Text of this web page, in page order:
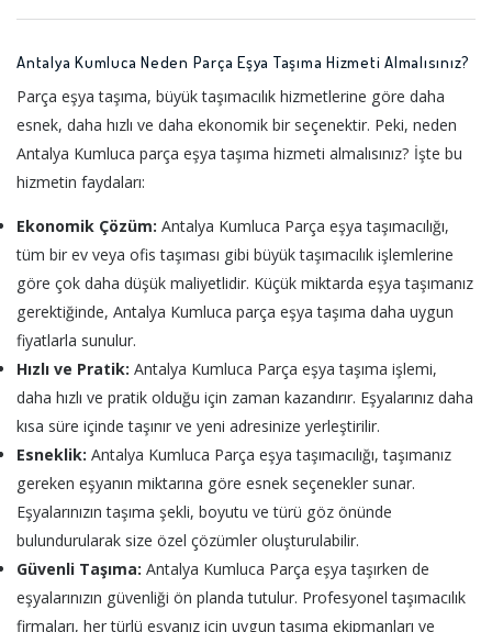
Antalya Kumluca Neden Parça Eşya Taşıma Hizmeti Almalısınız?
Parça eşya taşıma, büyük taşımacılık hizmetlerine göre daha
esnek, daha hızlı ve daha ekonomik bir seçenektir. Peki, neden
Antalya Kumluca parça eşya taşıma hizmeti almalısınız? İşte bu
hizmetin faydaları:
Ekonomik Çözüm: Antalya Kumluca Parça eşya taşımacılığı,
tüm bir ev veya ofis taşıması gibi büyük taşımacılık işlemlerine
göre çok daha düşük maliyetlidir. Küçük miktarda eşya taşımanız
gerektiğinde, Antalya Kumluca parça eşya taşıma daha uygun
fiyatlarla sunulur.
Hızlı ve Pratik: Antalya Kumluca Parça eşya taşıma işlemi,
daha hızlı ve pratik olduğu için zaman kazandırır. Eşyalarınız daha
kısa süre içinde taşınır ve yeni adresinize yerleştirilir.
Esneklik: Antalya Kumluca Parça eşya taşımacılığı, taşımanız
gereken eşyanın miktarına göre esnek seçenekler sunar.
Eşyalarınızın taşıma şekli, boyutu ve türü göz önünde
bulundurularak size özel çözümler oluşturulabilir.
Güvenli Taşıma: Antalya Kumluca Parça eşya taşırken de
eşyalarınızın güvenliği ön planda tutulur. Profesyonel taşımacılık
firmaları, her türlü eşyanız için uygun taşıma ekipmanları ve